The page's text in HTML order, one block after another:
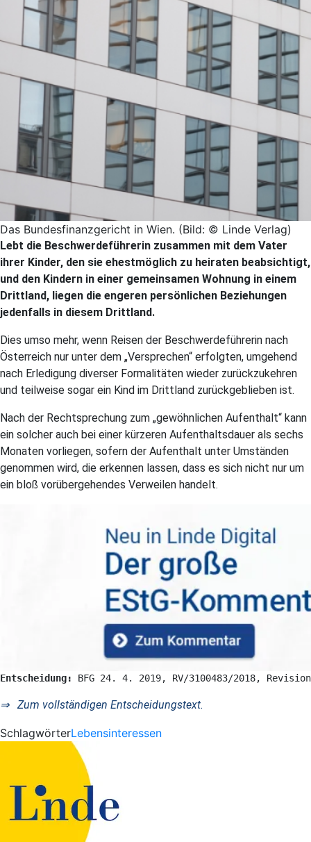
Das Bundesfinanzgericht in Wien. (Bild: © Linde Verlag)
Lebt die Beschwerdeführerin zusammen mit dem Vater
ihrer Kinder, den sie ehestmöglich zu heiraten beabsichtigt,
und den Kindern in einer gemeinsamen Wohnung in einem
Drittland, liegen die engeren persönlichen Beziehungen
jedenfalls in diesem Drittland.
Dies umso mehr, wenn Reisen der Beschwerdeführerin nach
Österreich nur unter dem „Versprechen“ erfolgten, umgehend
nach Erledigung diverser Formalitäten wieder zurückzukehren
und teilweise sogar ein Kind im Drittland zurückgeblieben ist.
Nach der Rechtsprechung zum „gewöhnlichen Aufenthalt“ kann
ein solcher auch bei einer kürzeren Aufenthaltsdauer als sechs
Monaten vorliegen, sofern der Aufenthalt unter Umständen
genommen wird, die erkennen lassen, dass es sich nicht nur um
ein bloß vorübergehendes Verweilen handelt.
Entscheidung: BFG 24. 4. 2019, RV/3100483/2018,
⇒ Zum vollständigen Entscheidungstext.
SchlagwörterLebensinteressen